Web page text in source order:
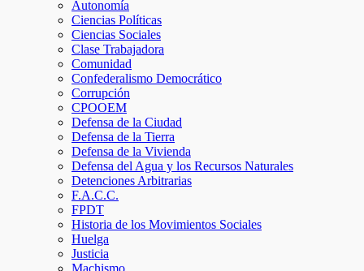
Autonomía
Ciencias Políticas
Ciencias Sociales
Clase Trabajadora
Comunidad
Confederalismo Democrático
Corrupción
CPOOEM
Defensa de la Ciudad
Defensa de la Tierra
Defensa de la Vivienda
Defensa del Agua y los Recursos Naturales
Detenciones Arbitrarias
F.A.C.C.
FPDT
Historia de los Movimientos Sociales
Huelga
Justicia